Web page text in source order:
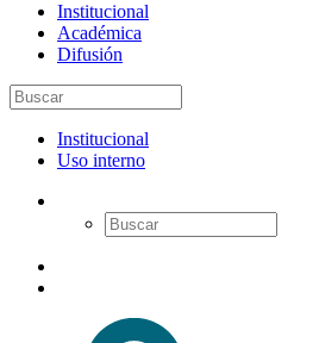
Institucional
Académica
Difusión
Institucional
Uso interno